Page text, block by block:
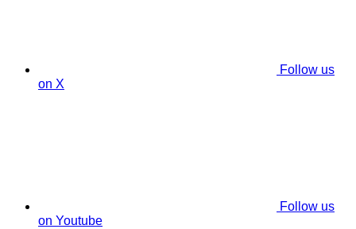
Follow us
on X
Follow us
on Youtube